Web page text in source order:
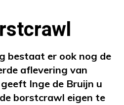
bestaat er ook nog de
aflevering van
Inge de Bruijn u
borstcrawl eigen te